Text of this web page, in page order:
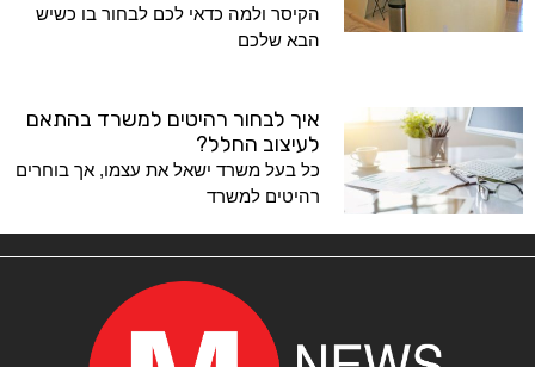
הקיסר ולמה כדאי לכם לבחור בו כשיש
הבא שלכם
איך לבחור רהיטים למשרד בהתאם
לעיצוב החלל?
כל בעל משרד ישאל את עצמו, אך בוחרים
רהיטים למשרד